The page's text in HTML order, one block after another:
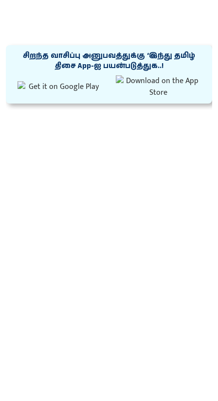
சிறந்த வாசிப்பு அனுபவத்துக்கு ‘இந்து தமிழ்
திசை App-ஐ பயன்படுத்துக..!